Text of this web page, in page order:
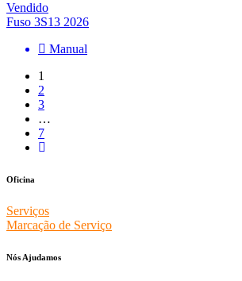
Vendido
Fuso 3S13 2026
Manual
1
2
3
…
7
Oficina
Serviços
Marcação de Serviço
Nós Ajudamos